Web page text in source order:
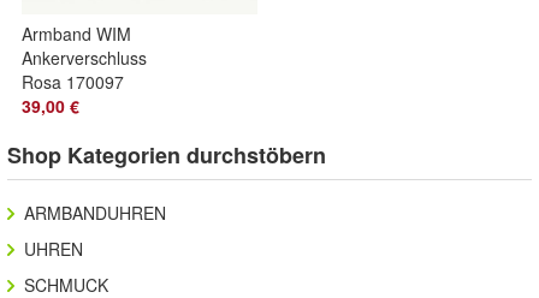
Armband WIM
Ankerverschluss
Rosa 170097
Unisex 20CM
39,00 €
Shop Kategorien durchstöbern
ARMBANDUHREN
UHREN
SCHMUCK